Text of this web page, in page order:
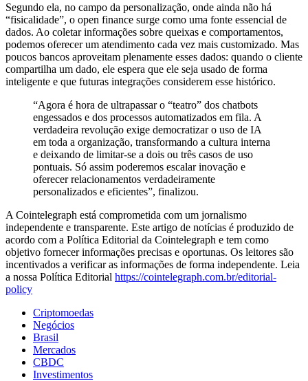
Segundo ela, no campo da personalização, onde ainda não há
“fisicalidade”, o open finance surge como uma fonte essencial de
dados. Ao coletar informações sobre queixas e comportamentos,
podemos oferecer um atendimento cada vez mais customizado. Mas
poucos bancos aproveitam plenamente esses dados: quando o cliente
compartilha um dado, ele espera que ele seja usado de forma
inteligente e que futuras integrações considerem esse histórico.
“Agora é hora de ultrapassar o “teatro” dos chatbots
engessados e dos processos automatizados em fila. A
verdadeira revolução exige democratizar o uso de IA
em toda a organização, transformando a cultura interna
e deixando de limitar-se a dois ou três casos de uso
pontuais. Só assim poderemos escalar inovação e
oferecer relacionamentos verdadeiramente
personalizados e eficientes”, finalizou.
A Cointelegraph está comprometida com um jornalismo
independente e transparente. Este artigo de notícias é produzido de
acordo com a Política Editorial da Cointelegraph e tem como
objetivo fornecer informações precisas e oportunas. Os leitores são
incentivados a verificar as informações de forma independente. Leia
a nossa Política Editorial https://cointelegraph.com.br/editorial-
policy
Criptomoedas
Negócios
Brasil
Mercados
CBDC
Investimentos